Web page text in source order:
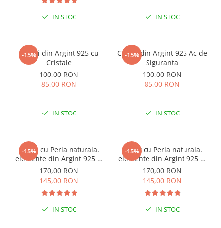
IN STOC IN STOC
-15%
Cercei din Argint 925 cu
Cristale
100,00 RON
85,00 RON
IN STOC
-15%
Cercei din Argint 925 Ac de
Siguranta
100,00 RON
85,00 RON
IN STOC
-15%
Colier cu Perla naturala,
elemente din Argint 925 si
margele Miyuki, multicolor
170,00 RON
145,00 RON
IN STOC
-15%
Colier cu Perla naturala,
elemente din Argint 925 si
margele Miyuki, verde/kiwi
170,00 RON
145,00 RON
IN STOC